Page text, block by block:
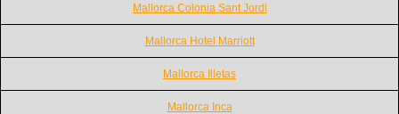
Mallorca Colonia Sant Jordi
Mallorca Hotel Marriott
Mallorca Illetas
Mallorca Inca